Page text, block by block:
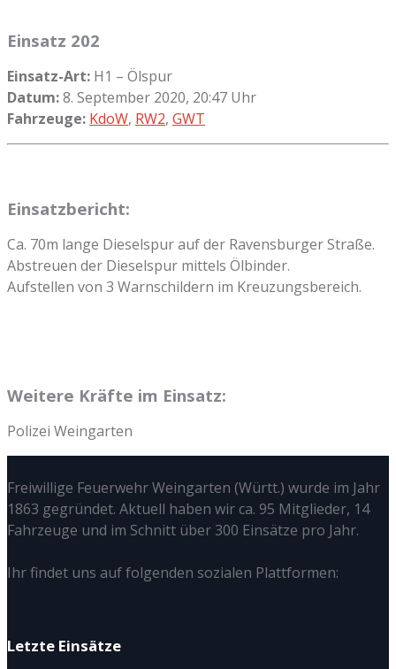
Einsatz 202
Einsatz-Art: H1 – Ölspur
Datum:8. September 2020, 20:47 Uhr
Fahrzeuge: KdoW, RW2, GWT
Einsatzbericht:
Ca. 70m lange Dieselspur auf der Ravensburger Straße.
Abstreuen der Dieselspur mittels Ölbinder.
Aufstellen von 3 Warnschildern im Kreuzungsbereich.
Weitere Kräfte im Einsatz:
Polizei Weingarten
Freiwillige Feuerwehr Weingarten (Württ.) wurde im Jahr
1863 gegründet. Aktuell haben wir ca. 95 Mitglieder, 14
Fahrzeuge und im Schnitt über 300 Einsätze pro Jahr.
Ihr findet uns auf folgenden sozialen Plattformen:
Letzte Einsätze